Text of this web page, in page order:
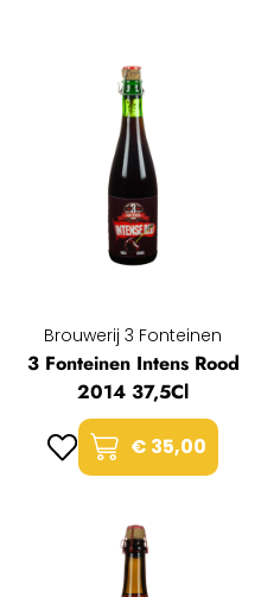
Brouwerij 3 Fonteinen
3 Fonteinen Intens Rood
2014 37,5Cl
€ 35,00